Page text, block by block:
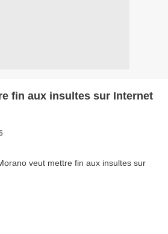
fin aux insultes sur Internet